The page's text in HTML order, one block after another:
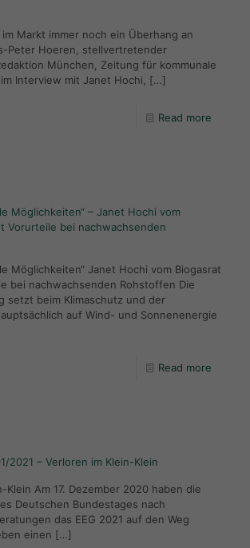
im Markt immer noch ein Überhang an
Peter Hoeren, stellvertretender
München, Zeitung für kommunale
Interview mit Janet Hochi,
[…]
Read more
Möglichkeiten“ – Janet Hochi vom
Vorurteile bei nachwachsenden
Möglichkeiten“ Janet Hochi vom Biogasrat
bei nachwachsenden Rohstoffen Die
setzt beim Klimaschutz und der
auf Wind- und Sonnenenergie
Read more
2021 – Verloren im Klein-Klein
Klein Am 17. Dezember 2020 haben die
Deutschen Bundestages nach
das EEG 2021 auf den Weg
einen […]